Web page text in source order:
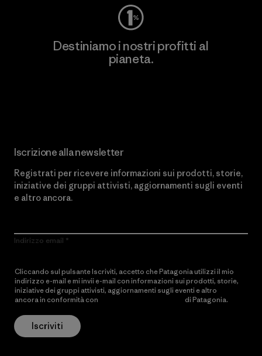
Destiniamo i nostri profitti al
pianeta.
Iscrizione alla newsletter
Registrati per ricevere informazioni sui prodotti, storie,
iniziative dei gruppi attivisti, aggiornamenti sugli eventi
e altro ancora.
Indirizzo email
Cliccando sul pulsante Iscriviti, accetto che Patagonia utilizzi il mio
indirizzo e-mail e mi invii e-mail con informazioni sui prodotti, storie,
iniziative dei gruppi attivisti, aggiornamenti sugli eventi e altro
ancora in conformità con
di Patagonia.
Iscriviti